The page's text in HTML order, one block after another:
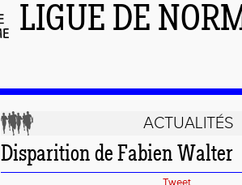
LIGUE DE
ACTUALITÉS
Disparition de Fabien Walter